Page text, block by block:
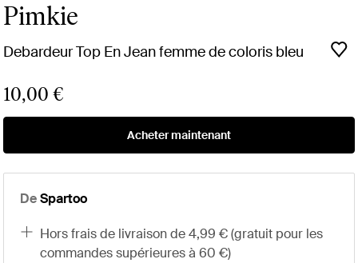
Pimkie
Debardeur Top En Jean femme de coloris bleu
10,00 €
Acheter maintenant
DeSpartoo
hors frais de livraison de 4,99 € (gratuit pour les
commandes supérieures à 60 €)